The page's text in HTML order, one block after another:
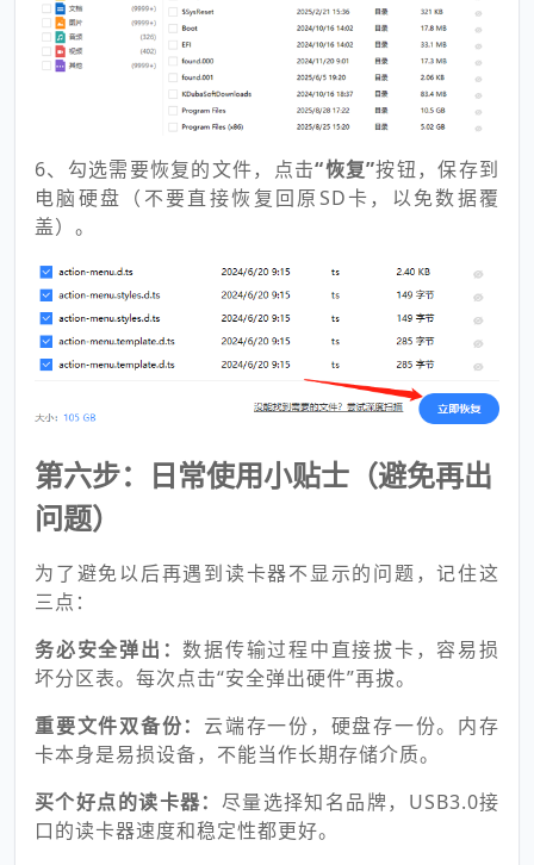
6、勾选需要恢复的文件，点击“恢复”按钮，保存到
电脑硬盘（不要直接恢复回原SD卡，以免数据覆
盖）。
第六步：日常使用小贴士（避免再出
问题）
为了避免以后再遇到读卡器不显示的问题，记住这
三点：
务必安全弹出：数据传输过程中直接拔卡，容易损
坏分区表。每次点击“安全弹出硬件”再拔。
重要文件双备份： 云端存一份，硬盘存一份。内存
卡本身是易损设备，不能当作长期存储介质。
买个好点的读卡器： 尽量选择知名品牌，USB3.0接
口的读卡器速度和稳定性都更好。